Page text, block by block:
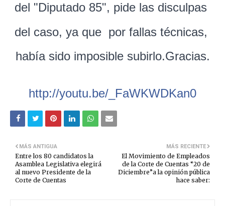
del "Diputado 85", pide las disculpas
del caso, ya que por fallas técnicas,
había sido imposible subirlo.Gracias.
http://youtu.be/_FaWKWDKan0
MÁS RECIENTE
El Movimiento de Empleados
de la Corte de Cuentas “20 de
Diciembre”a la opinión pública
hace saber:
MÁS ANTIGUA
Entre los 80 candidatos la
Asamblea Legislativa elegirá
al nuevo Presidente de la
Corte de Cuentas